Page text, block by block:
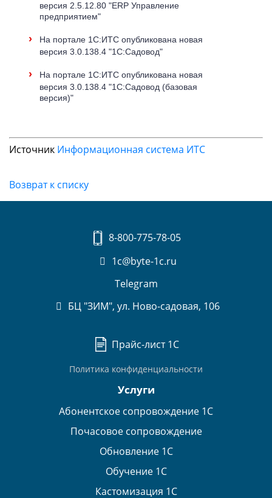
версия 2.5.12.80 "ERP Управление
предприятием"
›
На портале 1С:ИТС опубликована новая
версия 3.0.138.4 "1С:Садовод"
›
На портале 1С:ИТС опубликована новая
версия 3.0.138.4 "1С:Садовод (базовая
версия)"
Источник Информационная система ИТС
Возврат к списку
8-800-775-78-05
1c@byte-1c.ru
Telegram
БЦ "ЗИМ", ул. Ново-садовая, 106
Прайс-лист 1С
Политика конфиденциальности
Услуги
Абонентское сопровождение 1С
Почасовое сопровождение
Обновление 1С
Обучение 1С
Кастомизация 1С